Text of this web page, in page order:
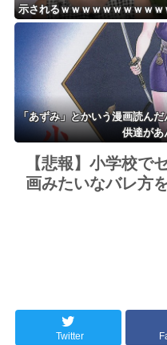
示されるｗｗｗｗｗｗｗｗｗｗ
ｗｗｗｗｗ
「あずみ」とかいう漫画読ん
供達があ
【悲報】小学校で
画みたいなバレ方
Twitter